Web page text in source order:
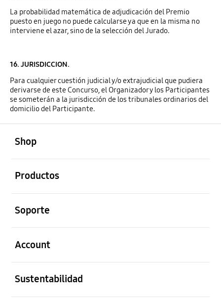
La probabilidad matemática de adjudicación del Premio
puesto en juego no puede calcularse ya que en la misma no
interviene el azar, sino de la selección del Jurado.
16. JURISDICCION.
Para cualquier cuestión judicial y/o extrajudicial que pudiera
derivarse de este Concurso, el Organizador y los Participantes
se someterán a la jurisdicción de los tribunales ordinarios del
domicilio del Participante.
Shop
Productos
Soporte
Account
Sustentabilidad